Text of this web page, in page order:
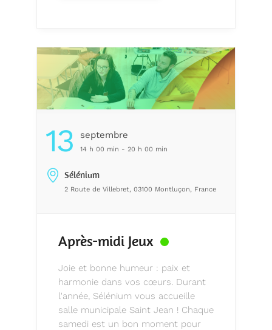
13 Septembre
14 h 00 min - 20 h 00 min
Sélénium
2 Route de Villebret, 03100 Montluçon, France
Après-midi Jeux
Joie et bonne humeur : paix et
harmonie dans vos cœurs. Durant
l'année, Sélénium vous accueille
salle municipale Saint Jean ! Chaque
samedi est un bon moment pour